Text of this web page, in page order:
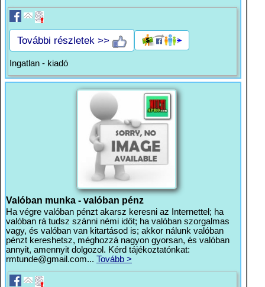
További részletek >>
Ingatlan - kiadó
Valóban munka - valóban pénz
Ha végre valóban pénzt akarsz keresni az Internettel; ha
valóban rá tudsz szánni némi időt; ha valóban szorgalmas
vagy, és valóban van kitartásod is; akkor nálunk valóban
pénzt kereshetsz, méghozzá nagyon gyorsan, és valóban
annyit, amennyit dolgozol. Kérd tájékoztatónkat:
rmtunde@gmail.com... Tovább >